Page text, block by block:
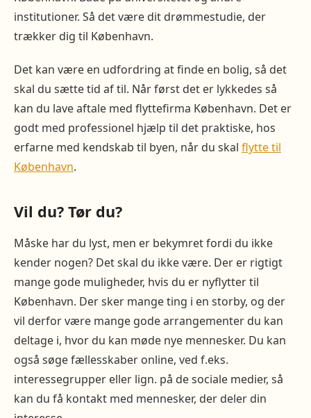
institutioner. Så det være dit drømmestudie, der
trækker dig til København.
Det kan være en udfordring at finde en bolig, så det
skal du sætte tid af til. Når først det er lykkedes så
kan du lave aftale med flyttefirma København. Det er
godt med professionel hjælp til det praktiske, hos
erfarne med kendskab til byen, når du skal flytte til
København.
Vil du? Tør du?
Måske har du lyst, men er bekymret fordi du ikke
kender nogen? Det skal du ikke være. Der er rigtigt
mange gode muligheder, hvis du er nyflytter til
København. Der sker mange ting i en storby, og der
vil derfor være mange gode arrangementer du kan
deltage i, hvor du kan møde nye mennesker. Du kan
også søge fællesskaber online, ved f.eks.
interessegrupper eller lign. på de sociale medier, så
kan du få kontakt med mennesker, der deler din